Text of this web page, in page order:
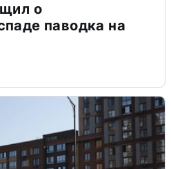
о
паводка на